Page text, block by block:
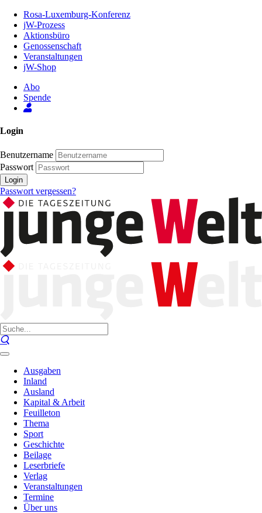
Inhalt
Seite
Rosa-Luxemburg-Konferenz
jW-Prozess
Aktionsbüro
Genossenschaft
Veranstaltungen
jW-Shop
Abo
Spende
Login
Benutzername
Passwort
Login
Passwort vergessen?
Ausgaben
Inland
Ausland
Kapital & Arbeit
Feuilleton
Thema
Sport
Geschichte
Beilage
Leserbriefe
Verlag
Veranstaltungen
Termine
Über uns